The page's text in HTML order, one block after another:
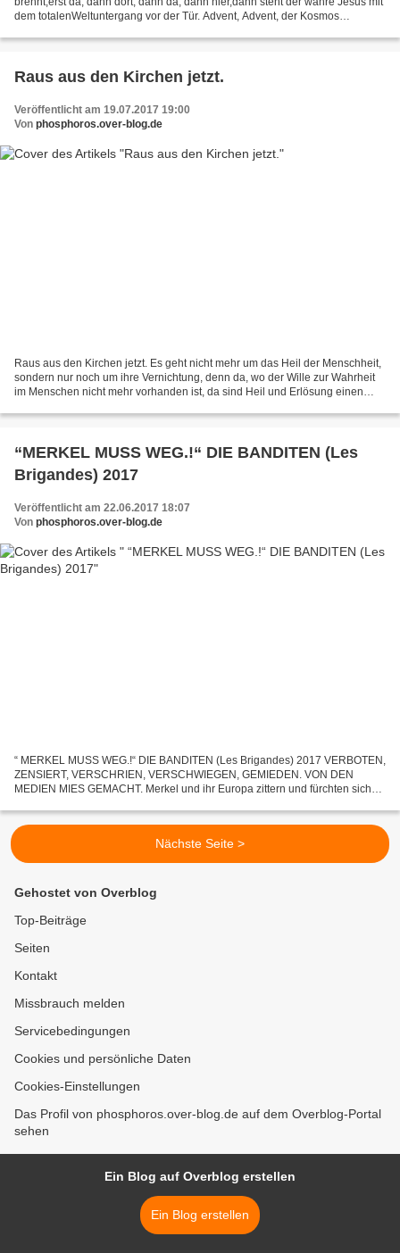
dem totalenWeltuntergang vor der Tür. Advent, Advent, der Kosmos
Raus aus den Kirchen jetzt.
Veröffentlicht am 19.07.2017 19:00
Von phosphoros.over-blog.de
Raus aus den Kirchen jetzt. Es geht nicht mehr um das Heil der Menschheit,
sondern nur noch um ihre Vernichtung, denn da, wo der Wille zur Wahrheit
im Menschen nicht mehr vorhanden ist, da sind Heil und Erlösung einen
“MERKEL MUSS WEG.!“ DIE BANDITEN (Les
Brigandes) 2017
Veröffentlicht am 22.06.2017 18:07
Von phosphoros.over-blog.de
“ MERKEL MUSS WEG.!“ DIE BANDITEN (Les Brigandes) 2017 VERBOTEN,
ZENSIERT, VERSCHRIEN, VERSCHWIEGEN, GEMIEDEN. VON DEN
MEDIEN MIES GEMACHT. Merkel und ihr Europa zittern und fürchten sich
Nächste Seite >
Gehostet von Overblog
Top-Beiträge
Seiten
Kontakt
Missbrauch melden
Servicebedingungen
Cookies und persönliche Daten
Cookies-Einstellungen
Das Profil von phosphoros.over-blog.de auf dem Overblog-Portal
sehen
Ein Blog auf Overblog erstellen
Ein Blog erstellen